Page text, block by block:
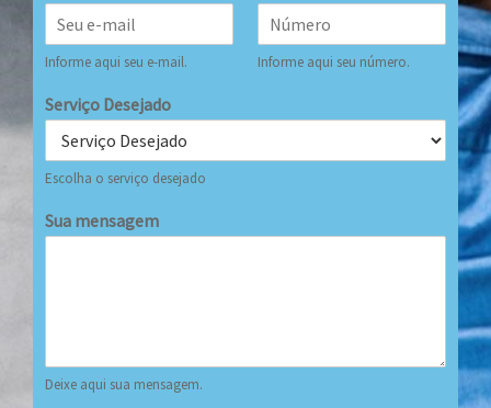
Informe aqui seu e-mail. Informe aqui seu número.
Serviço Desejado
Escolha o serviço desejado
Sua mensagem
Deixe aqui sua mensagem.